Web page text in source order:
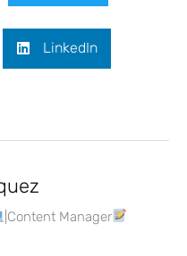
LinkedIn
|Content Manager